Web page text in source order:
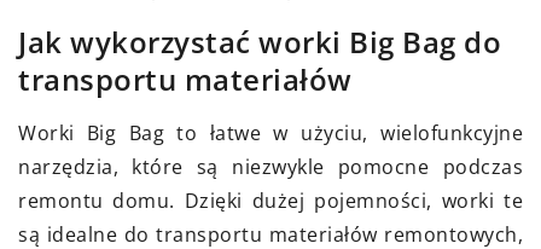
Jak wykorzystać worki Big Bag do
transportu materiałów
Worki Big Bag to łatwe w użyciu, wielofunkcyjne
narzędzia, które są niezwykle pomocne podczas
remontu domu. Dzięki dużej pojemności, worki te
są idealne do transportu materiałów remontowych,